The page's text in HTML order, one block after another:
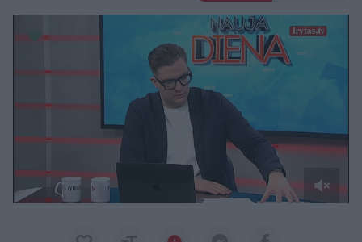
Paremkite Ukrainą